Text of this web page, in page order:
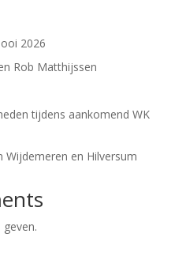
2026
Rob Matthijssen
tijdens aankomend WK
Wijdemeren en Hilversum